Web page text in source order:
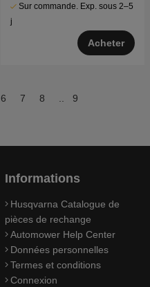
Sur commande. Exp. sous 2–5
j
Acheter
6 7 8 .. 9
Informations
Husqvarna Catalogue de
pièces de rechange
Automower Help Center
Données personnelles
Termes et conditions
Connexion